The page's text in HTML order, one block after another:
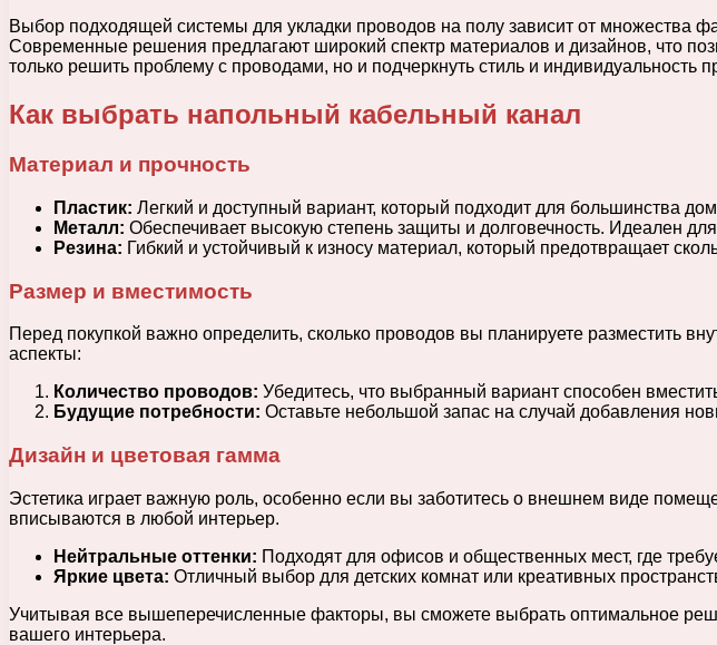
Выбор подходящей системы для укладки проводов на полу зависит от множества
Современные решения предлагают широкий спектр материалов и дизайнов, что
только решить проблему с проводами, но и подчеркнуть стиль и индивидуальность
Как выбрать напольный кабельный канал
Материал и прочность
Пластик: Легкий и доступный вариант, который подходит для большинства
Металл: Обеспечивает высокую степень защиты и долговечность. Идеален
Резина: Гибкий и устойчивый к износу материал, который предотвращает
Размер и вместимость
Перед покупкой важно определить, сколько проводов вы планируете разместить
аспекты:
Количество проводов: Убедитесь, что выбранный вариант способен
Будущие потребности: Оставьте небольшой запас на случай добавления
Дизайн и цветовая гамма
Эстетика играет важную роль, особенно если вы заботитесь о внешнем виде
вписываются в любой интерьер.
Нейтральные оттенки: Подходят для офисов и общественных мест, где
Яркие цвета: Отличный выбор для детских комнат или креативных
Учитывая все вышеперечисленные факторы, вы сможете выбрать оптимальное
вашего интерьера.